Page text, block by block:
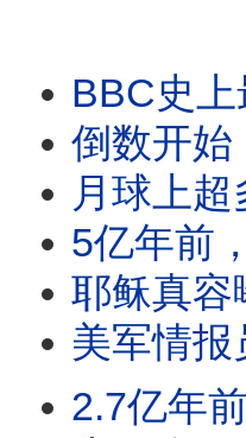
BBC史上最离
倒数开始！泰国神婆
月球上超多
5亿年前，真的有人
耶稣真容曝光
美军情报员首次公
2.7亿年前留下的